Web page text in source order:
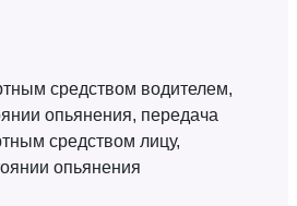
средством водителем,
опьянения, передача
средством лицу,
опьянения